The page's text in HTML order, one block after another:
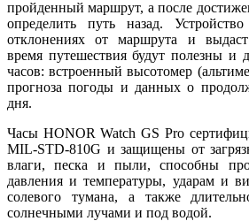
пройденный маршрут, а после
определить путь назад.
отклонениях от маршрута и
время путешествия будут полезны и
часов: встроенный высотомер
прогноза погоды и данных о
дня.
Часы HONOR Watch GS Pro
MIL-STD-810G и защищены от
влаги, песка и пыли, способны
давления и температуры, ударам и
солевого тумана, а также
солнечными лучами и под водой.